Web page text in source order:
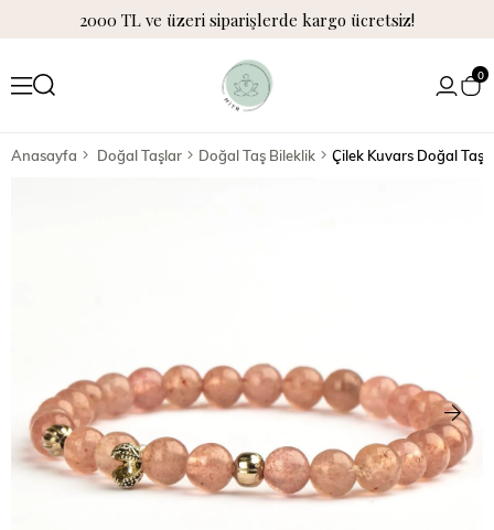
2000 TL ve üzeri siparişlerde kargo ücretsiz!
0
Anasayfa Doğal Taşlar Doğal Taş Bileklik Çilek Kuvars Doğal Taş